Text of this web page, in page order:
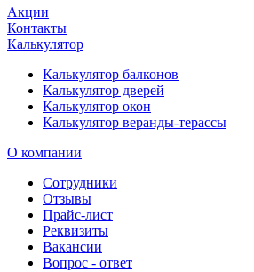
Акции
Контакты
Калькулятор
Калькулятор балконов
Калькулятор дверей
Калькулятор окон
Калькулятор веранды-терассы
О компании
Сотрудники
Отзывы
Прайс-лист
Реквизиты
Вакансии
Вопрос - ответ